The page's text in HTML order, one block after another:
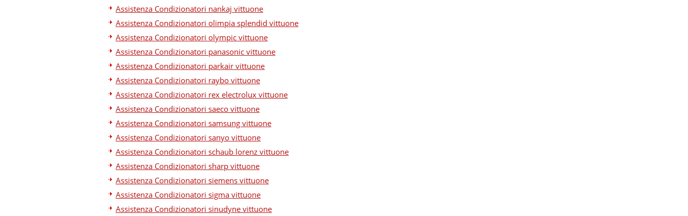
Assistenza Condizionatori nankaj vittuone
Assistenza Condizionatori olimpia splendid vittuone
Assistenza Condizionatori olympic vittuone
Assistenza Condizionatori panasonic vittuone
Assistenza Condizionatori parkair vittuone
Assistenza Condizionatori raybo vittuone
Assistenza Condizionatori rex electrolux vittuone
Assistenza Condizionatori saeco vittuone
Assistenza Condizionatori samsung vittuone
Assistenza Condizionatori sanyo vittuone
Assistenza Condizionatori schaub lorenz vittuone
Assistenza Condizionatori sharp vittuone
Assistenza Condizionatori siemens vittuone
Assistenza Condizionatori sigma vittuone
Assistenza Condizionatori sinudyne vittuone